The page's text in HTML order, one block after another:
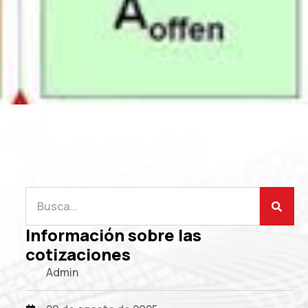
Información sobre las
cotizaciones
Admin